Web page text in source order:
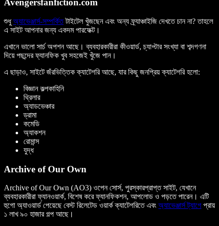
Avengersfanfiction.com
শুধুঅ্যাভেঞ্জার্স-সম্পর্কিতটাইটেল খুঁজছেন এবং অন্য ফ্র্যাঞ্চাইজি দেখতে চান না? তাহলে
এ সাইট আপনার জন্য একদম পারফেক্ট।
এখানে ভালো সার্চ অপশন আছে। ব্যবহারকারীরা কীওয়ার্ড, চ্যাপ্টার সংখ্যা বা শব্দগণনা
দিয়ে পছন্দের ফ্যানফিক খুব সহজেই খুঁজে পান।
এ ছাড়াও, সাইটে জঁরভিত্তিক ক্যাটেগরি আছে, যার কিছু জনপ্রিয় ক্যাটেগরি হলো:
বিজ্ঞান কল্পকাহিনি
থ্রিলার
অ্যাডভেঞ্চার
ড্রামা
কমেডি
অ্যাকশন
রোমান্স
যুদ্ধ
Archive of Our Own
Archive of Our Own (AO3) ওপেন সোর্স, পুরস্কারপ্রাপ্ত সাইট, যেখানে
ব্যবহারকারীরা ফ্যানওয়ার্ক, বিশেষ করে ফ্যানফিকশন, আপলোড ও পড়তে পারেন। এটি
হুগো অ্যাওয়ার্ড পেয়েছে বেস্ট রিলেটেড ওয়ার্ক ক্যাটেগরিতে এবং অ্যাভেঞ্জার্স ট্যাগে প্রায়
১ লাখ ৯০ হাজার গল্প আছে।